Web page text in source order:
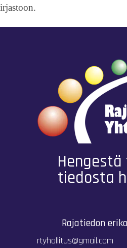
tiedosta
Rajatiedon
rtyhallitus@gmail.com